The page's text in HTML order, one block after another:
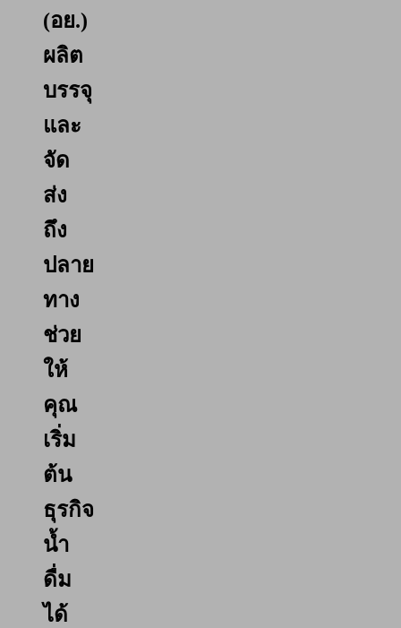
(อย.)
ผลิต
บรรจุ
และ
จัด
ส่ง
ถึง
ปลาย
ทาง
ช่วย
ให้
คุณ
เริ่ม
ต้น
ธุรกิจ
น้ำ
ดื่ม
ได้